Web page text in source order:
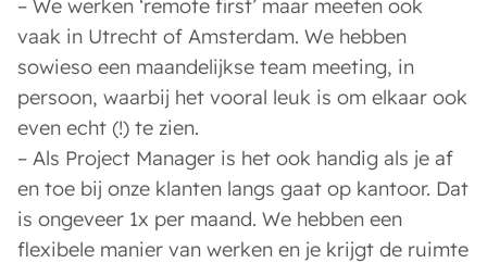
– We werken ‘remote first’ maar meeten ook
vaak in Utrecht of Amsterdam. We hebben
sowieso een maandelijkse team meeting, in
persoon, waarbij het vooral leuk is om elkaar ook
even echt (!) te zien.
– Als Project Manager is het ook handig als je af
en toe bij onze klanten langs gaat op kantoor. Dat
is ongeveer 1x per maand. We hebben een
flexibele manier van werken en je krijgt de ruimte